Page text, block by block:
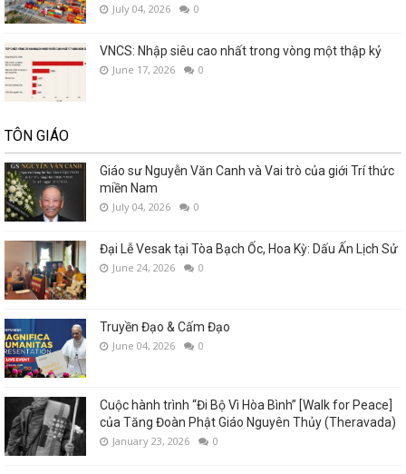
July 04, 2026 0
VNCS: Nhập siêu cao nhất trong vòng một thập kỷ
June 17, 2026 0
TÔN GIÁO
Giáo sư Nguyễn Văn Canh và Vai trò của giới Trí thức
miền Nam
July 04, 2026 0
Đại Lễ Vesak tại Tòa Bạch Ốc, Hoa Kỳ: Dấu Ấn Lịch Sử
June 24, 2026 0
Truyền Đạo & Cấm Đạo
June 04, 2026 0
Cuộc hành trình “Đi Bộ Vì Hòa Bình” [Walk for Peace]
của Tăng Đoàn Phật Giáo Nguyên Thủy (Theravada)
January 23, 2026 0